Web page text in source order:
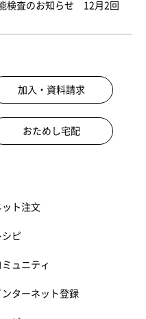
検査のお知らせ 12月2回
加入・資料請求
おためし宅配
ット注文
シピ
ミュニティ
ンターネット登録